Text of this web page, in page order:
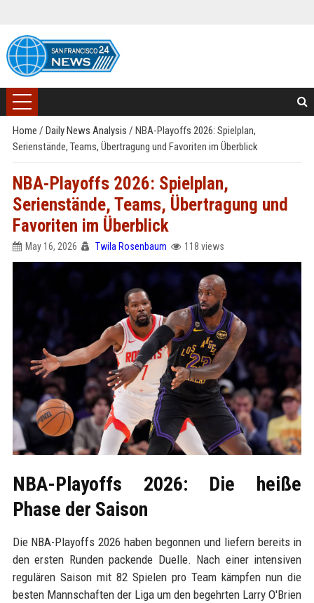
Home / Daily News Analysis / NBA-Playoffs 2026: Spielplan,
Serienstände, Teams, Übertragung und Favoriten im Überblick
NBA-Playoffs 2026: Spielplan,
Serienstände, Teams, Übertragung und
Favoriten im Überblick
May 16, 2026 Twila Rosenbaum 118 views
NBA-Playoffs 2026: Die heiße
Phase der Saison
Die NBA-Playoffs 2026 haben begonnen und liefern bereits in
den ersten Runden packende Duelle. Nach einer intensiven
regulären Saison mit 82 Spielen pro Team kämpfen nun die
besten Mannschaften der Liga um den begehrten Larry O'Brien